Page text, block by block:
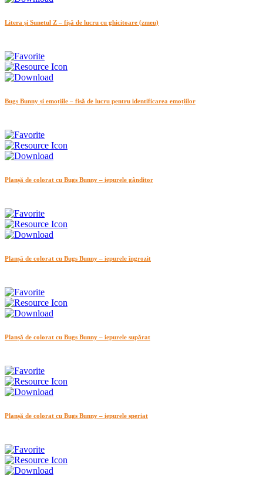
Litera și Sunetul Z – fișă de lucru cu ghicitoare (zmeu)
Bugs Bunny și emoțiile – fisă de lucru pentru identificarea emoțiilor
Planșă de colorat cu Bugs Bunny – iepurele gânditor
Planșă de colorat cu Bugs Bunny – iepurele îngrozit
Planșă de colorat cu Bugs Bunny – iepurele supărat
Planșă de colorat cu Bugs Bunny – iepurele speriat